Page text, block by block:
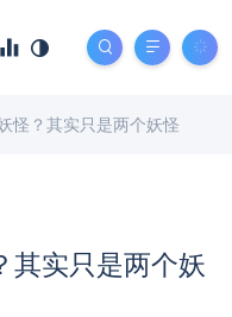
怪？其实只是两个妖怪
其实只是两个妖